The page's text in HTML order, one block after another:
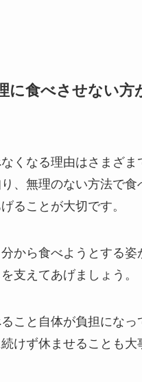
に食べさせない方
くなる理由はさまざま
、無理のない方法で食
ることが大切です。
から食べようとする姿
支えてあげましょう。
こと自体が負担になっ
けず休ませることも大